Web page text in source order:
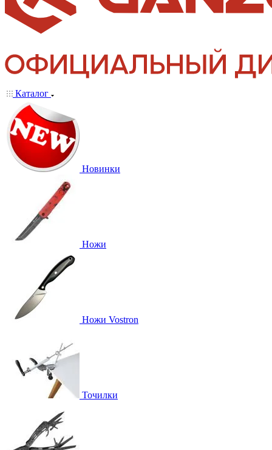
Каталог
Новинки
Ножи
Ножи Vostron
Точилки